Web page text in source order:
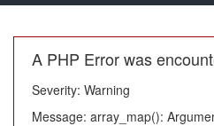
A PHP Error was
Severity: Warning
Message: array_map():